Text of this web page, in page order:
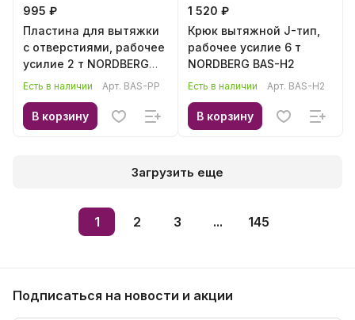
995 ₽
Пластина для вытяжки
с отверстиями, рабочее
усилие 2 т NORDBERG
BAS-PP
Есть в наличии Арт. BAS-PP
В корзину
1 520 ₽
Крюк вытяжной J-тип,
рабочее усилие 6 т
NORDBERG BAS-H2
Есть в наличии Арт. BAS-H2
В корзину
Загрузить еще
1 2 3 ... 145
Подписаться на новости и акции